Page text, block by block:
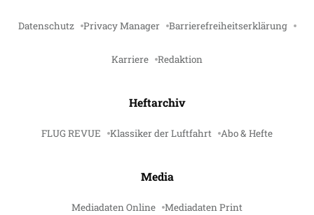
Datenschutz Privacy Manager Barrierefreiheitserklärung
Karriere Redaktion
Heftarchiv
FLUG REVUE Klassiker der Luftfahrt Abo & Hefte
Media
Mediadaten Online Mediadaten Print